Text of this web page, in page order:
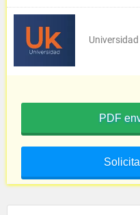
Universidad
PDF